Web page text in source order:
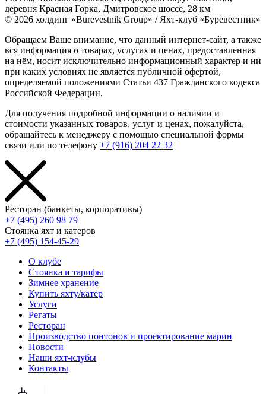
деревня Красная Горка, Дмитровское шоссе, 28 км
© 2026 холдинг «Burevestnik Group» / Яхт-клуб «Буревестник»
Обращаем Ваше внимание, что данный интернет-сайт, а также
вся информация о товарах, услугах и ценах, предоставленная
на нём, носит исключительно информационный характер и ни
при каких условиях не является публичной офертой,
определяемой положениями Статьи 437 Гражданского кодекса
Российской Федерации.
Для получения подробной информации о наличии и
стоимости указанных товаров, услуг и ценах, пожалуйста,
обращайтесь к менеджеру с помощью специальной формы
связи или по телефону +7 (916) 204 22 32
Ресторан (банкеты, корпоративы)
+7 (495) 260 98 79
Стоянка яхт и катеров
+7 (495) 154-45-29
О клубе
Стоянка и тарифы
Зимнее хранение
Купить яхту/катер
Услуги
Регаты
Ресторан
Производство понтонов и проектирование марин
Новости
Наши яхт-клубы
Контакты